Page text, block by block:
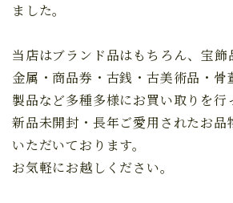
ました。
当店はブランド品はもちろん、宝飾
金属・商品券・古銭・古美術品・骨
製品など多種多様にお買い取りを行
新品未開封・長年ご愛用されたお品
いただいております。
お気軽にお越しください。